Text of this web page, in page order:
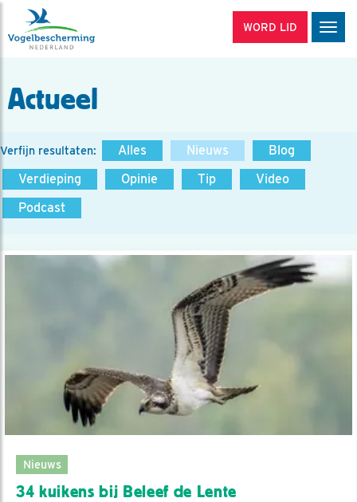
WORD LID
Actueel
Verfijn resultaten: Alles Nieuws
Blog
Verdieping
Opinie Tip
Video
Podcast
Nieuws
34 kuikens bij Beleef de Lente